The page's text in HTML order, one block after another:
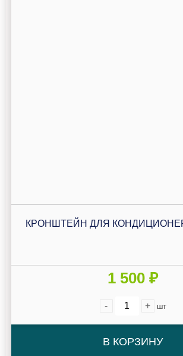
КРОНШТЕЙН ДЛЯ
1 500 ₽
- + шт
В КОРЗИНУ